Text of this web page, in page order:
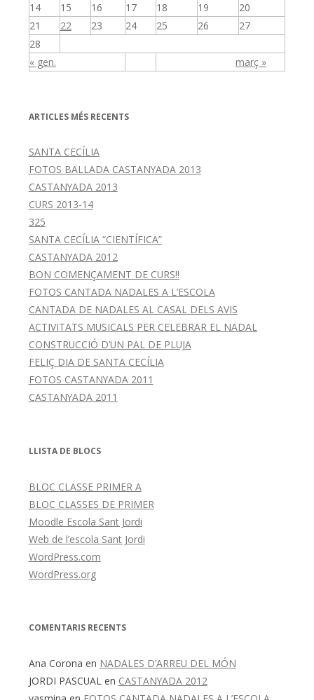
« gen. març »
14
15 16 17 18 19
20
21
22 23 24 25 26
27
28
ARTICLES MÉS RECENTS
SANTA CECÍLIA
FOTOS BALLADA CASTANYADA 2013
CASTANYADA 2013
CURS 2013-14
325
SANTA CECÍLIA “CIENTÍFICA”
CASTANYADA 2012
BON COMENÇAMENT DE CURS!!
FOTOS CANTADA NADALES A L’ESCOLA
CANTADA DE NADALES AL CASAL DELS AVIS
ACTIVITATS MUSICALS PER CELEBRAR EL NADAL
CONSTRUCCIÓ D’UN PAL DE PLUJA
FELIÇ DIA DE SANTA CECÍLIA
FOTOS CASTANYADA 2011
CASTANYADA 2011
LLISTA DE BLOCS
BLOC CLASSE PRIMER A
BLOC CLASSES DE PRIMER
Moodle Escola Sant Jordi
Web de l’escola Sant Jordi
WordPress.com
WordPress.org
COMENTARIS RECENTS
Ana Corona en NADALES D’ARREU DEL MÓN
JORDI PASCUAL en CASTANYADA 2012